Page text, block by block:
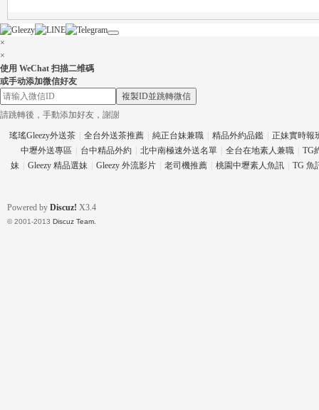
eez
×
×
使用 WeChat 扫描二维碼
或手动添加微信好友
複製ID並跳轉微信
請跳轉後，手動添加好友，謝謝
瑤瑤Gleezy外送茶 全台外送茶推薦 純正台妹兼職 精品外約品鑑
正妹實時報
中壢外送專區
台中精品外約 北中南極速外送名單 全台在地素人兼職
TG
妹
Gleezy 精品選妹 Gleezy 外流影片 老司機推薦 桃園中壢素人魚訊 TG 魚
Powered by Discuz! X3.4
© 2001-2013 Discuz Team.